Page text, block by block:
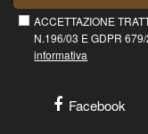
ACCETTAZIONE
N.196/03 E GDPR
informativa
Facebook